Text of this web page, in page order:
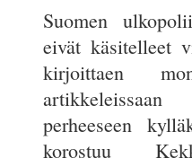
Suomen
eivät käsitelleet
kirjoittaen
perheeseen
korostuu